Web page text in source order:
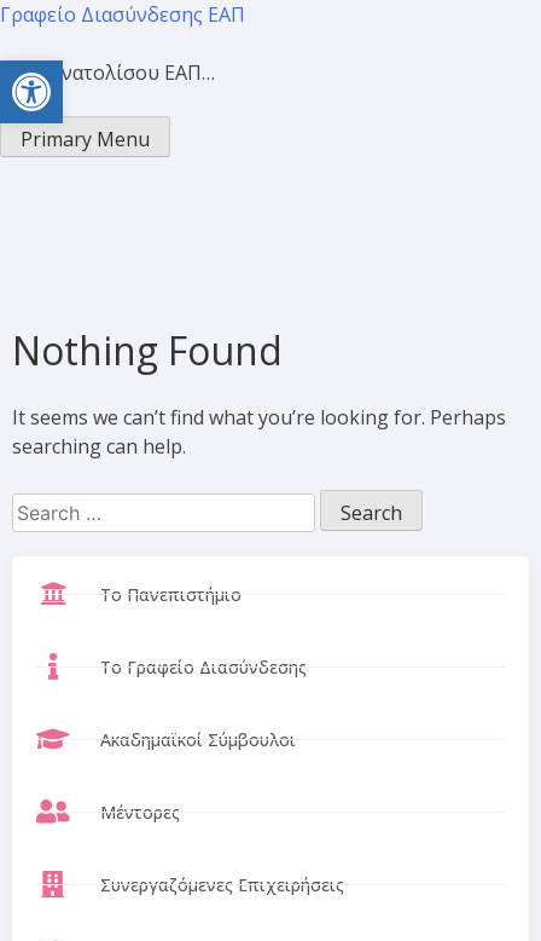
Open toolbar
Γραφείο Διασύνδεσης ΕΑΠ
Προσανατολίσου ΕΑΠ…
Primary Menu
Nothing Found
It seems we can’t find what you’re looking for. Perhaps
searching can help.
Το Πανεπιστήμιο
Το Γραφείο Διασύνδεσης
Ακαδημαϊκοί Σύμβουλοι
Μέντορες
Συνεργαζόμενες Επιχειρήσεις